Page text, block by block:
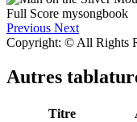
Previous Next
Copyright: © All Rights
Autres
Titre